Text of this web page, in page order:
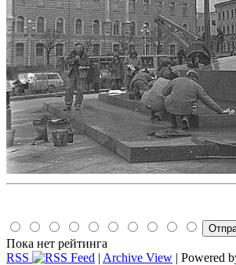
Пока нет рейтинга
RSS
| Archive View | Powered